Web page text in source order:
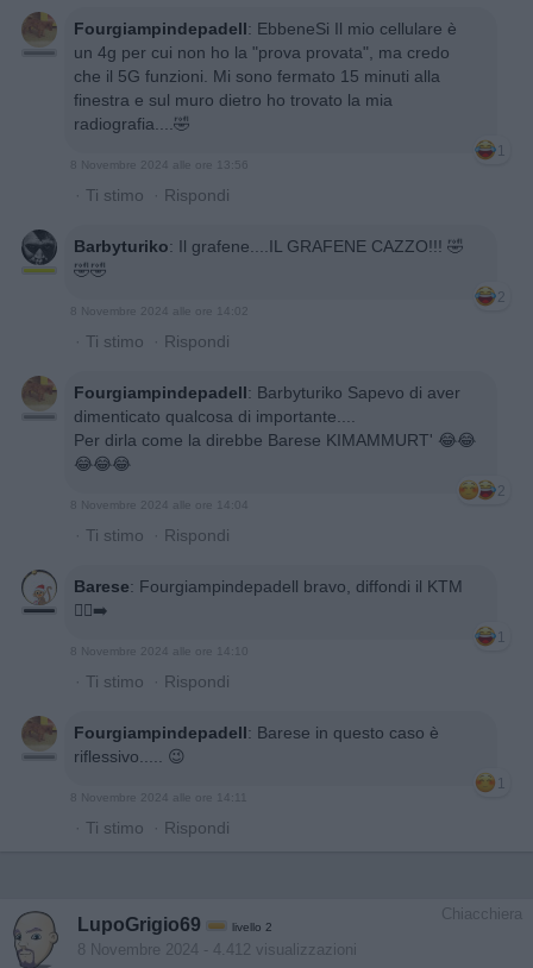
Fourgiampindepadell: EbbeneSi Il mio cellulare è
un 4g per cui non ho la "prova provata", ma credo
che il 5G funzioni. Mi sono fermato 15 minuti alla
finestra e sul muro dietro ho trovato la mia
radiografia....🤣
1
8 Novembre 2024 alle ore 13:56
· Ti stimo · Rispondi
Barbyturiko: Il grafene....IL GRAFENE CAZZO!!! 🤣
🤣🤣
2
8 Novembre 2024 alle ore 14:02
· Ti stimo · Rispondi
Fourgiampindepadell: Barbyturiko Sapevo di aver
dimenticato qualcosa di importante....
Per dirla come la direbbe Barese KIMAMMURT' 😂😂
😂😂😂
2
8 Novembre 2024 alle ore 14:04
· Ti stimo · Rispondi
Barese: Fourgiampindepadell bravo, diffondi il KTM
🚶‍♀️‍➡️
1
8 Novembre 2024 alle ore 14:10
· Ti stimo · Rispondi
Fourgiampindepadell: Barese in questo caso è
riflessivo..... 😉
1
8 Novembre 2024 alle ore 14:11
· Ti stimo · Rispondi
Chiacchiera
LupoGrigio69 livello 2
8 Novembre 2024 - 4.412 visualizzazioni